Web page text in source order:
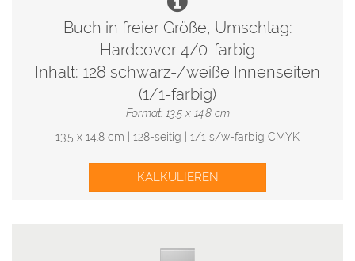
Buch in freier Größe, Umschlag:
Hardcover 4/0-farbig
Inhalt: 128 schwarz-/weiße Innenseiten
(1/1-farbig)
Format: 13.5 x 14.8 cm
13.5 x 14.8 cm | 128-seitig | 1/1 s/w-farbig CMYK
KALKULIEREN